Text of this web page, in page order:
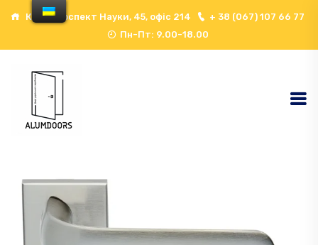
Київ, проспект Науки, 45, офіс 214
+ 38 (067) 107 66 77
Пн-Пт: 9.00-18.00